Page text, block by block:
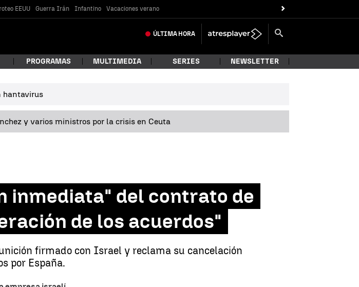
EEUU Guerra Irán Infantino Vacaciones verano
ÚLTIMA HORA
PROGRAMAS MULTIMEDIA SERIES NEWSLETTER
hantavirus
y varios ministros por la crisis en Ceuta
inmediata" del contrato de
de los acuerdos"
firmado con Israel y reclama su cancelación
por España.